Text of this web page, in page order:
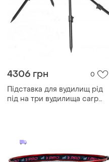
4306 грн 0
Підставка для вудилищ рід
під на три вудилища carp